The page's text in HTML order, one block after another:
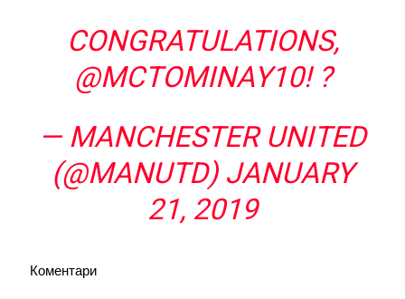
CONGRATULATIONS,
@MCTOMINAY10! ?
— MANCHESTER UNITED
(@MANUTD) JANUARY
21, 2019
Коментари